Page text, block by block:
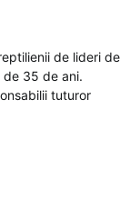
de lideri de
35 de ani.
tuturor